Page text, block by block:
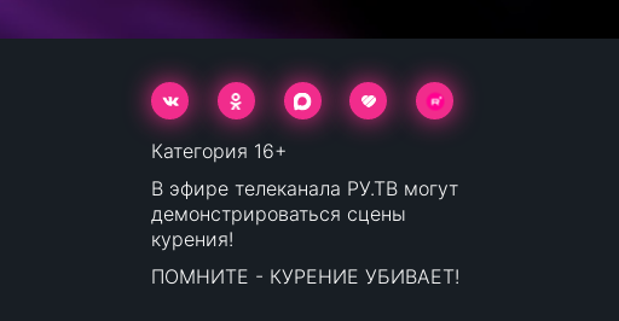
Категория 16+
В эфире телеканала РУ.ТВ могут
демонстрироваться сцены
курения!
ПОМНИТЕ - КУРЕНИЕ УБИВАЕТ!